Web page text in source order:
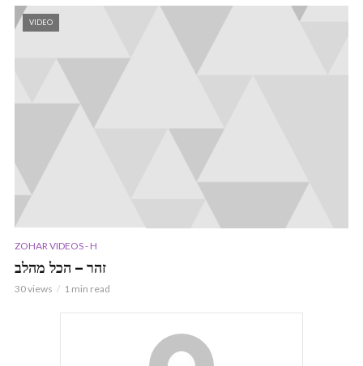
VIDEO
ZOHAR VIDEOS - H
זהר – הכל מהלב
30 views 1 min read